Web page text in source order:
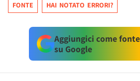
FONTE HAI NOTATO ERRORI?
Aggiungici come
su Google